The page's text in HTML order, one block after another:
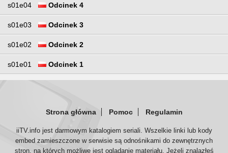
s01e04 Odcinek 4
s01e03 Odcinek 3
s01e02 Odcinek 2
s01e01 Odcinek 1
Strona główna Pomoc Regulamin
iiTV.info jest darmowym katalogiem seriali. Wszelkie linki lub kody
embed zamieszczone w serwisie są odnośnikami do zewnętrznych
stron, na których możliwe jest oglądanie materiału. Jeżeli znalazłeś